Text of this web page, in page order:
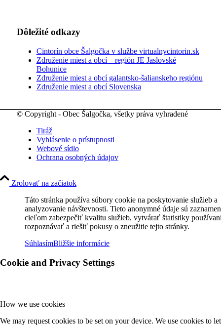
Dôležité odkazy
Cintorín obce Šalgočka v službe virtualnycintorin.sk
Združenie miest a obcí – región JE Jaslovské
Bohunice
Združenie miest a obcí galantsko-šalianskeho regiónu
Združenie miest a obcí Slovenska
© Copyright - Obec Šalgočka, všetky práva vyhradené
Tiráž
Vyhlásenie o prístupnosti
Webové sídlo
Ochrana osobných údajov
Zrolovať na začiatok
Táto stránka používa súbory cookie na poskytovanie služieb a
analyzovanie návštevnosti. Tieto anonymné údaje sú
cieľom zabezpečiť kvalitu služieb, vytvárať štatistiky
rozpoznávať a riešiť pokusy o zneužitie tejto stránky.
SúhlasímBližšie informácie
Cookie and Privacy Settings
How we use cookies
We may request cookies to be set on your device. We use cookies to let